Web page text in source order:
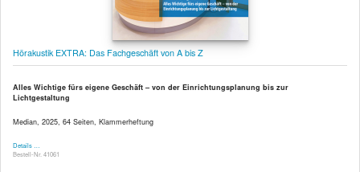
Hörakustik EXTRA: Das Fachgeschäft von A bis Z
Alles Wichtige fürs eigene Geschäft – von der Einrichtungsplanung bis zur
Lichtgestaltung
Median, 2025, 64 Seiten, Klammerheftung
Details …
Bestell-Nr. 41061